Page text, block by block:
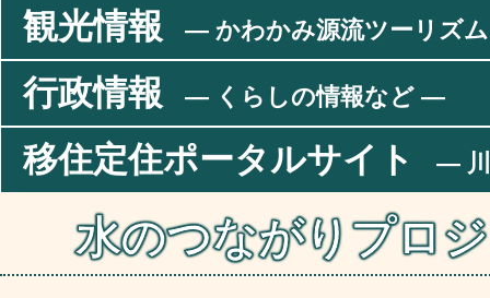
観光情報 ― かわかみ源流ツーリズ
行政情報 ― くらしの情報など ―
移住定住ポータルサイト ―
水のつながりプロ